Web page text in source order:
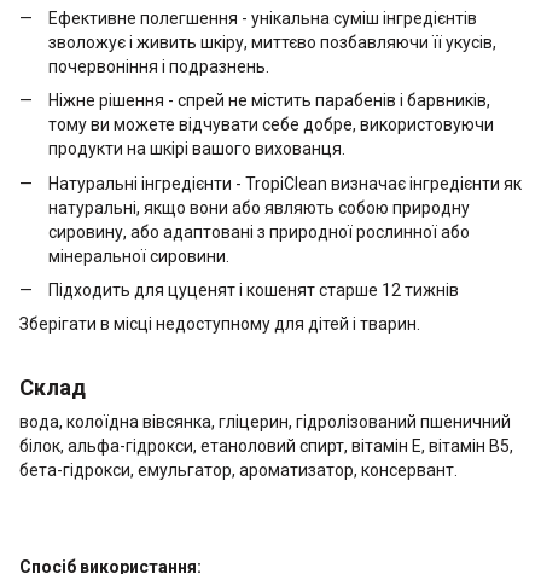
Ефективне полегшення - унікальна суміш інгредієнтів
зволожує і живить шкіру, миттєво позбавляючи її укусів,
почервоніння і подразнень.
Ніжне рішення - спрей не містить парабенів і барвників,
тому ви можете відчувати себе добре, використовуючи
продукти на шкірі вашого вихованця.
Натуральні інгредієнти - TropiClean визначає інгредієнти як
натуральні, якщо вони або являють собою природну
сировину, або адаптовані з природної рослинної або
мінеральної сировини.
Підходить для цуценят і кошенят старше 12 тижнів
Зберігати в місці недоступному для дітей і тварин.
Склад
вода, колоїдна вівсянка, гліцерин, гідролізований пшеничний
білок, альфа-гідрокси, етаноловий спирт, вітамін Е, вітамін B5,
бета-гідрокси, емульгатор, ароматизатор, консервант.
Спосіб використання: